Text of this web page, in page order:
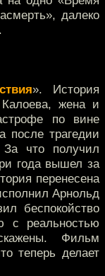
далеко
». История
Калоева, жена и
по вине
после трагедии
За что получил
года вышел за
перенесена
Арнольд
беспокойство
с реальностью
Фильм
теперь делает